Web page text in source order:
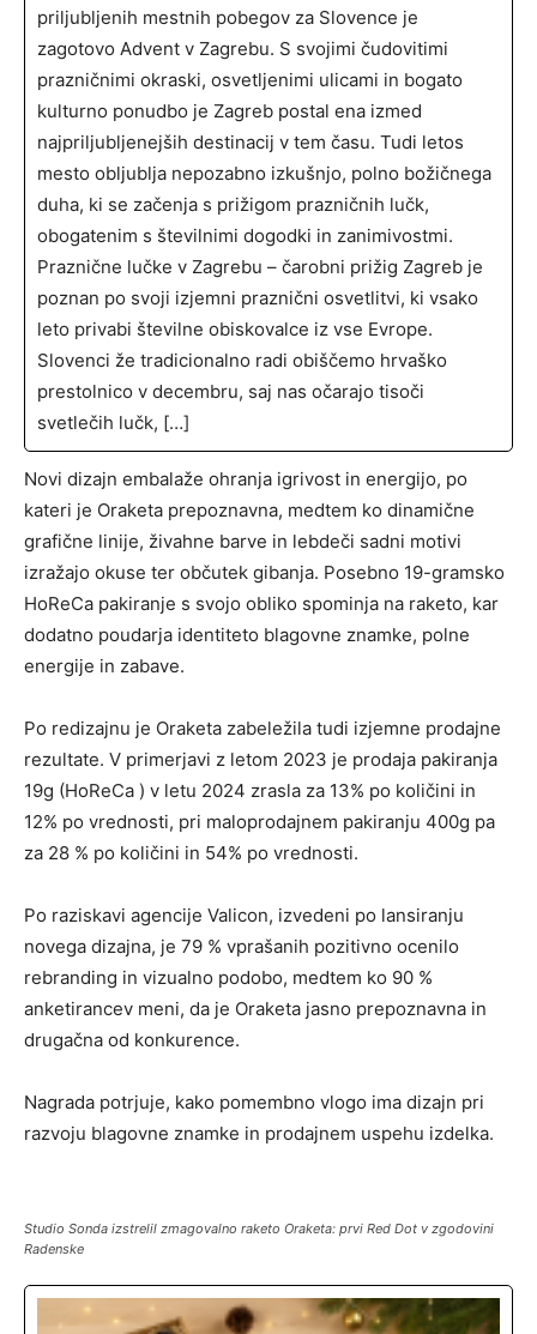
priljubljenih mestnih pobegov za Slovence je
zagotovo Advent v Zagrebu. S svojimi čudovitimi
prazničnimi okraski, osvetljenimi ulicami in bogato
kulturno ponudbo je Zagreb postal ena izmed
najpriljubljenejših destinacij v tem času. Tudi letos
mesto obljublja nepozabno izkušnjo, polno božičnega
duha, ki se začenja s prižigom prazničnih lučk,
obogatenim s številnimi dogodki in zanimivostmi.
Praznične lučke v Zagrebu – čarobni prižig Zagreb je
poznan po svoji izjemni praznični osvetlitvi, ki vsako
leto privabi številne obiskovalce iz vse Evrope.
Slovenci že tradicionalno radi obiščemo hrvaško
prestolnico v decembru, saj nas očarajo tisoči
svetlečih lučk, […]
Novi dizajn embalaže ohranja igrivost in energijo, po
kateri je Oraketa prepoznavna, medtem ko dinamične
grafične linije, živahne barve in lebdeči sadni motivi
izražajo okuse ter občutek gibanja. Posebno 19-gramsko
HoReCa pakiranje s svojo obliko spominja na raketo, kar
dodatno poudarja identiteto blagovne znamke, polne
energije in zabave.
Po redizajnu je Oraketa zabeležila tudi izjemne prodajne
rezultate. V primerjavi z letom 2023 je prodaja pakiranja
19g (HoReCa ) v letu 2024 zrasla za 13% po količini in
12% po vrednosti, pri maloprodajnem pakiranju 400g pa
za 28 % po količini in 54% po vrednosti.
Po raziskavi agencije Valicon, izvedeni po lansiranju
novega dizajna, je 79 % vprašanih pozitivno ocenilo
rebranding in vizualno podobo, medtem ko 90 %
anketirancev meni, da je Oraketa jasno prepoznavna in
drugačna od konkurence.
Nagrada potrjuje, kako pomembno vlogo ima dizajn pri
razvoju blagovne znamke in prodajnem uspehu izdelka.
Studio Sonda izstrelil zmagovalno raketo Oraketa: prvi Red Dot v zgodovini
Radenske